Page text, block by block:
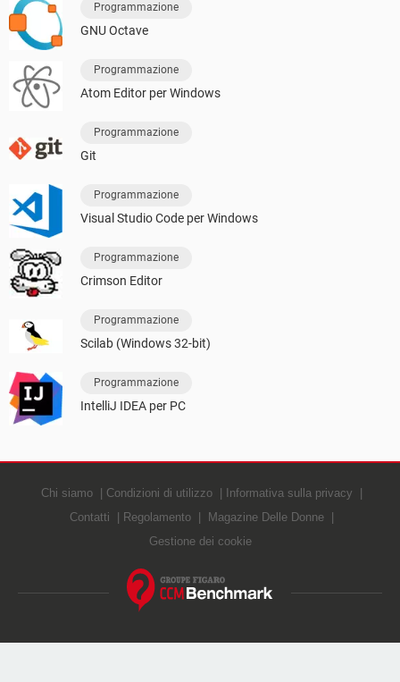
Programmazione
GNU Octave
Programmazione
Atom Editor per Windows
Programmazione
Git
Programmazione
Visual Studio Code per Windows
Programmazione
Crimson Editor
Programmazione
Scilab (Windows 32-bit)
Programmazione
IntelliJ IDEA per PC
Chi siamo Condizioni di utilizzo
Informativa sulla privacy
Contatti
Regolamento
Magazine Delle Donne
Gestione dei cookie